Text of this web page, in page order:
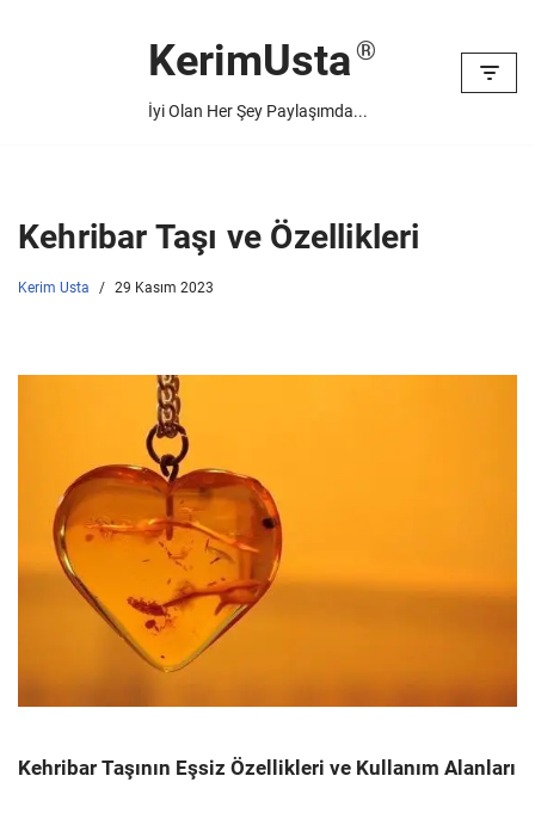
KerimUsta
İyi Olan Her Şey Paylaşımda...
Kehribar Taşı ve Özellikleri
Kerim Usta 29 Kasım 2023
Kehribar Taşının Eşsiz Özellikleri ve Kullanım Alanları